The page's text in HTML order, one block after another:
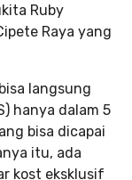
Ruby
Raya yang
langsung
hanya dalam 5
bisa dicapai
itu, ada
kost eksklusif